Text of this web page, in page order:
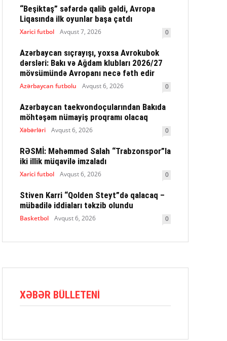
“Beşiktaş” səfərdə qalib gəldi, Avropa
Liqasında ilk oyunlar başa çatdı
Xarici futbol Avqust 7, 2026 0
Azərbaycan sıçrayışı, yoxsa Avrokubok
dərsləri: Bakı və Ağdam klubları 2026/27
mövsümündə Avropanı necə fəth edir
Azərbaycan futbolu Avqust 6, 2026 0
Azərbaycan taekvondoçularından Bakıda
möhtəşəm nümayiş proqramı olacaq
Xəbərləri Avqust 6, 2026 0
RƏSMİ: Məhəmməd Salah “Trabzonspor”la
iki illik müqavilə imzaladı
Xarici futbol Avqust 6, 2026 0
Stiven Karri “Qolden Steyt”də qalacaq –
mübadilə iddiaları təkzib olundu
Basketbol Avqust 6, 2026 0
XƏBƏR BÜLLETENI